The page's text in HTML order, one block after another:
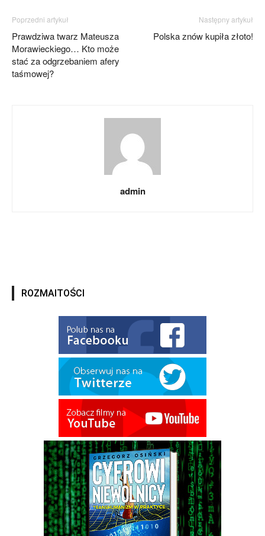
Poprzedni artykuł
Prawdziwa twarz Mateusza
Morawieckiego… Kto może
stać za odgrzebaniem afery
taśmowej?
Następny artykuł
Polska znów kupiła złoto!
admin
ROZMAITOŚCI